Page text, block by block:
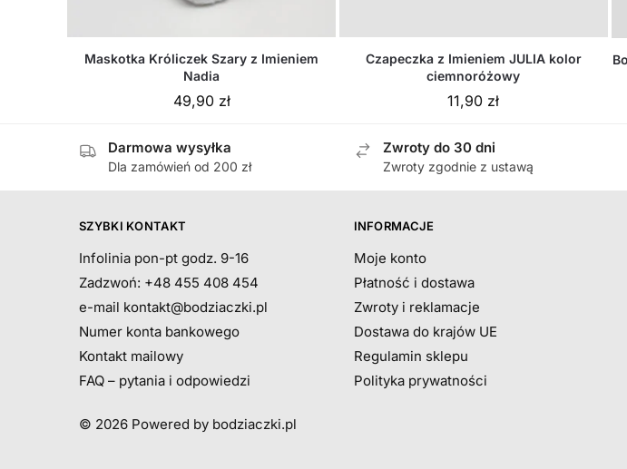
Maskotka Króliczek Szary z Imieniem
Nadia
49,90 zł
Czapeczka z Imieniem JULIA kolor
ciemnoróżowy
11,90 zł
Darmowa wysyłka
Dla zamówień od 200 zł
Zwroty do 30 dni
Zwroty zgodnie z ustawą
SZYBKI KONTAKT
Infolinia pon-pt godz. 9-16
Zadzwoń: +48 455 408 454
e-mail kontakt@bodziaczki.pl
Numer konta bankowego
Kontakt mailowy
FAQ – pytania i odpowiedzi
INFORMACJE
Moje konto
Płatność i dostawa
Zwroty i reklamacje
Dostawa do krajów UE
Regulamin sklepu
Polityka prywatności
© 2026 Powered by bodziaczki.pl